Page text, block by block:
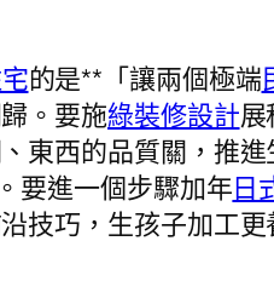
的是**「讓兩個極端
。要施綠裝修設計展
東西的品質關，推
要進一個步驟加年日
技巧，生孩子加工